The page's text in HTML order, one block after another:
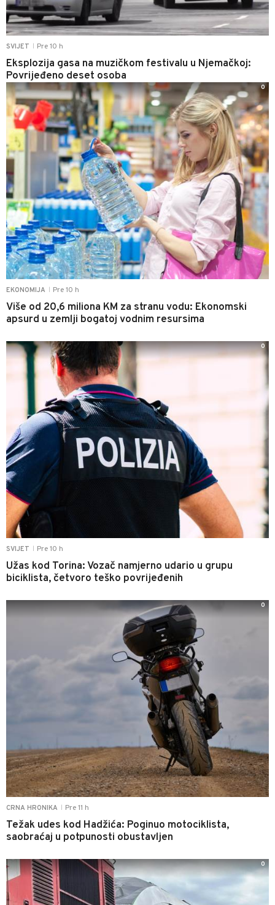
SVIJET Pre 10 h
Eksplozija gasa na muzičkom festivalu u Njemačkoj:
Povrijeđeno deset osoba
EKONOMIJA Pre 10 h
Više od 20,6 miliona KM za stranu vodu: Ekonomski
apsurd u zemlji bogatoj vodnim resursima
0
SVIJET Pre 10 h
Užas kod Torina: Vozač namjerno udario u grupu
biciklista, četvoro teško povrijeđenih
0
CRNA HRONIKA Pre 11 h
Težak udes kod Hadžića: Poginuo motociklista,
saobraćaj u potpunosti obustavljen
0
0